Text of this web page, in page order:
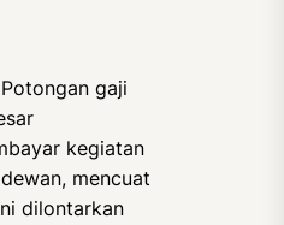
Potongan gaji
kegiatan
mencuat
dilontarkan